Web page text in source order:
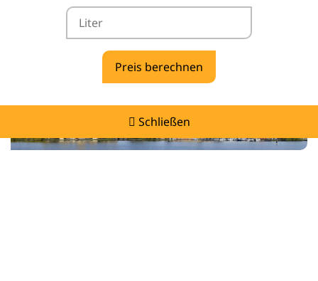
Schließen
Heizölpreise Bristow -
vergleichen & günstig tanken